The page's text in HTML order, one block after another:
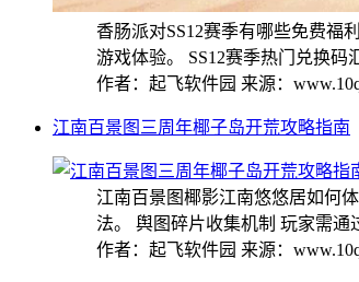
香肠派对SS12赛季有哪些免费福
游戏体验。 SS12赛季热门兑换码
作者：起飞软件园 来源：
江南百景图三周年椰子岛开荒攻略指南
江南百景图椰影江南悠悠居如何
法。 舆图碎片收集机制 玩家需通
作者：起飞软件园 来源：